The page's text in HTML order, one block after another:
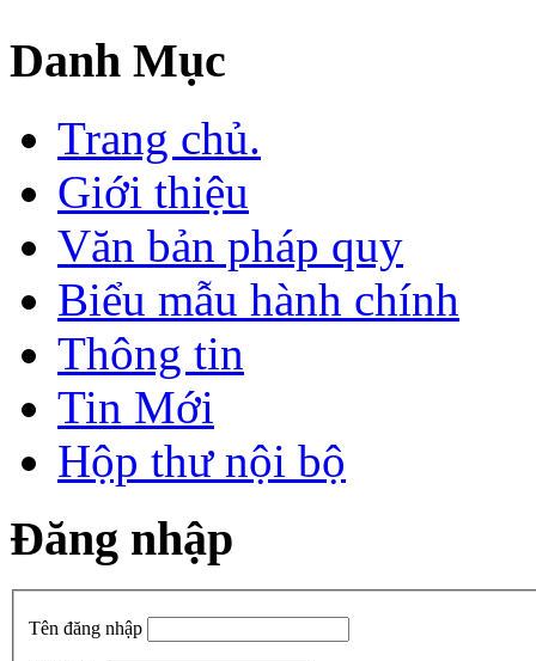
Danh Mục
Trang chủ.
Giới thiệu
Văn bản pháp quy
Biểu mẫu hành chính
Thông tin
Tin Mới
Hộp thư nội bộ
Đăng nhập
Tên đăng nhập